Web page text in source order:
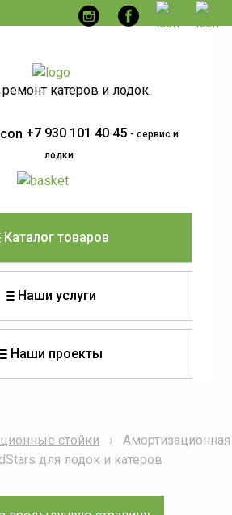
катеров и лодок.
+7 930 101 40 45 - сервис и
лодки
Каталог товаров
Наши услуги
Наши проекты
стойки
Амортизационная
для лодок и катеров